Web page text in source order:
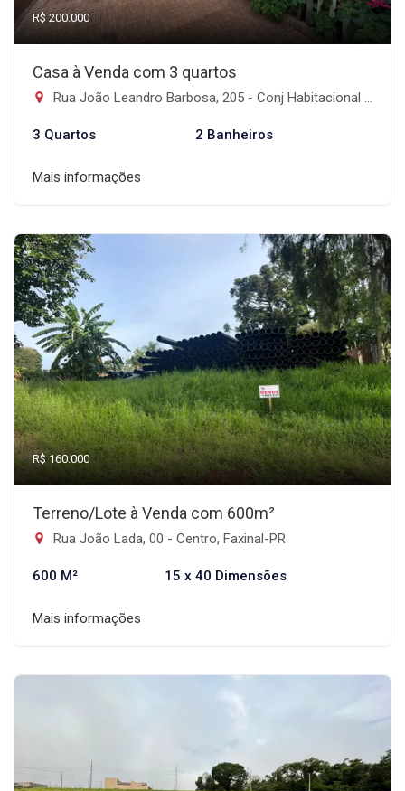
R$ 200.000
Casa à Venda com 3 quartos
Rua João Leandro Barbosa, 205 - Conj Habitacional Jk, Faxinal-PR
3 Quartos 2 Banheiros
Mais informações
R$ 160.000
Terreno/Lote à Venda com 600m²
Rua João Lada, 00 - Centro, Faxinal-PR
600 M² 15 x 40 Dimensões
Mais informações